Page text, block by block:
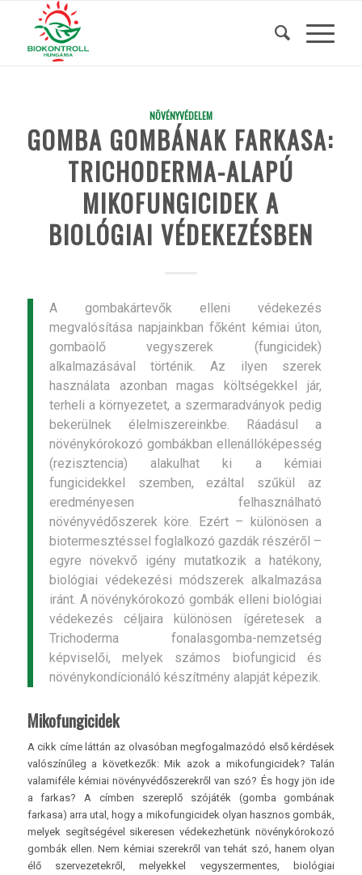
NÖVÉNYVÉDELEM
GOMBA GOMBÁNAK FARKASA:
TRICHODERMA-ALAPÚ
MIKOFUNGICIDEK A
BIOLÓGIAI VÉDEKEZÉSBEN
A gombakártevők elleni védekezés
megvalósítása napjainkban főként kémiai úton,
gombaölő vegyszerek (fungicidek)
alkalmazásával történik. Az ilyen szerek
használata azonban magas költségekkel jár,
terheli a környezetet, a szermaradványok pedig
bekerülnek élelmiszereinkbe. Ráadásul a
növénykórokozó gombákban ellenállóképesség
(rezisztencia) alakulhat ki a kémiai
fungicidekkel szemben, ezáltal szűkül az
eredményesen felhasználható
növényvédőszerek köre. Ezért – különösen a
biotermesztéssel foglalkozó gazdák részéről –
egyre növekvő igény mutatkozik a hatékony,
biológiai védekezési módszerek alkalmazása
iránt. A növénykórokozó gombák elleni biológiai
védekezés céljaira különösen ígéretesek a
Trichoderma fonalasgomba-nemzetség
képviselői, melyek számos bio­fungi­cid és
növénykondícionáló készítmény alapját képezik.
Mikofungicidek
A cikk címe láttán az olvasóban megfogalmazódó első kérdések
valószínűleg a következők: Mik azok a mikofungicidek? Talán
valamiféle kémiai növényvédőszerekről van szó? És hogy jön ide
a farkas? A címben szereplő szójáték (gomba gombának
farkasa) arra utal, hogy a mikofungicidek olyan hasznos gombák,
melyek segítségével sikeresen védekezhetünk növénykórokozó
gombák ellen. Nem kémiai szerekről van tehát szó, hanem olyan
élő szervezetekről, melyekkel vegyszermentes, biológiai